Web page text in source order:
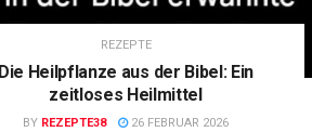
REZEPTE
Die Heilpflanze aus der Bibel: Ein
zeitloses Heilmittel
BY REZEPTE38 26 FEBRUAR 2026